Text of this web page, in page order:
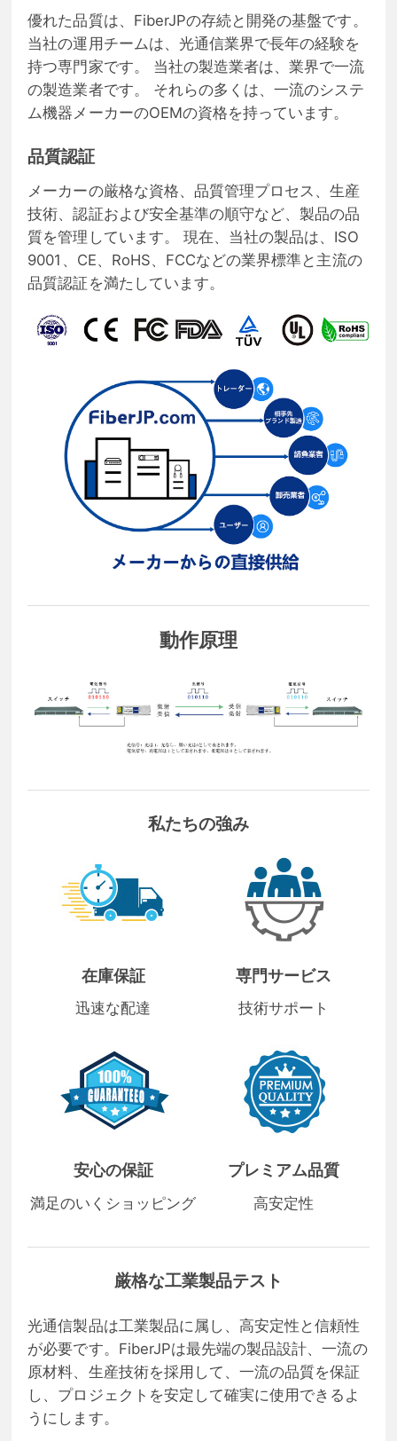
優れた品質は、FiberJPの存続と開発の基盤です。
当社の運用チームは、光通信業界で長年の経験を
持つ専門家です。 当社の製造業者は、業界で一流
の製造業者です。 それらの多くは、一流のシステ
ム機器メーカーのOEMの資格を持っています。
品質認証
メーカーの厳格な資格、品質管理プロセス、生産
技術、認証および安全基準の順守など、製品の品
質を管理しています。 現在、当社の製品は、ISO
9001、CE、RoHS、FCCなどの業界標準と主流の
品質認証を満たしています。
動作原理
私たちの強み
在庫保証
迅速な配達
専門サービス
技術サポート
安心の保証
満足のいくショッピング
プレミアム品質
高安定性
厳格な工業製品テスト
光通信製品は工業製品に属し、高安定性と信頼性
が必要です。FiberJPは最先端の製品設計、一流の
原材料、生産技術を採用して、一流の品質を保証
し、プロジェクトを安定して確実に使用できるよ
うにします。